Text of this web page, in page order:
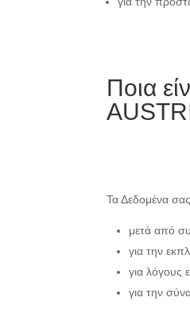
Ποια
Τα Δεδομένα
μετά από
για την
για λόγους
για την